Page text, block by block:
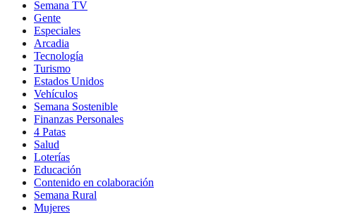
Semana TV
Gente
Especiales
Arcadia
Tecnología
Turismo
Estados Unidos
Vehículos
Semana Sostenible
Finanzas Personales
4 Patas
Salud
Loterías
Educación
Contenido en colaboración
Semana Rural
Mujeres